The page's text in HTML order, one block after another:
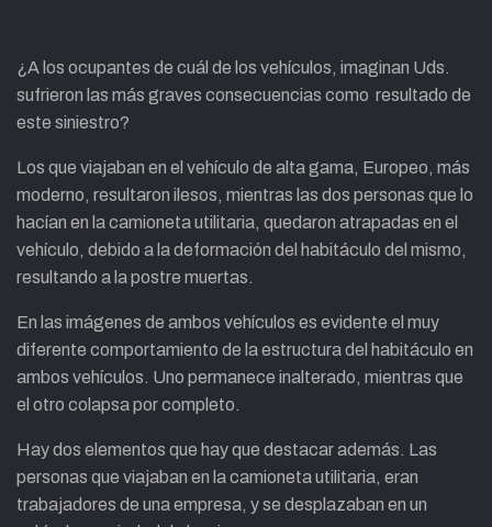
¿A los ocupantes de cuál de los vehículos, imaginan Uds.
sufrieron las más graves consecuencias como resultado de
este siniestro?
Los que viajaban en el vehículo de alta gama, Europeo, más
moderno, resultaron ilesos, mientras las dos personas que lo
hacían en la camioneta utilitaria, quedaron atrapadas en el
vehículo, debido a la deformación del habitáculo del mismo,
resultando a la postre muertas.
En las imágenes de ambos vehículos es evidente el muy
diferente comportamiento de la estructura del habitáculo en
ambos vehículos. Uno permanece inalterado, mientras que
el otro colapsa por completo.
Hay dos elementos que hay que destacar además. Las
personas que viajaban en la camioneta utilitaria, eran
trabajadores de una empresa, y se desplazaban en un